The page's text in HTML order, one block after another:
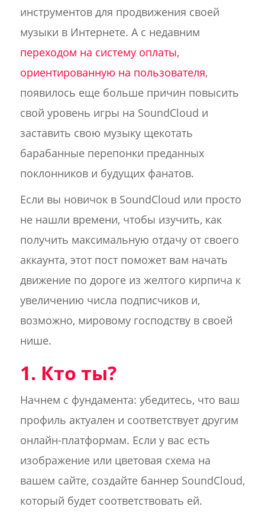
инструментов для продвижения своей
музыки в Интернете. А с недавним
переходом на систему оплаты,
ориентированную на пользователя,
появилось еще больше причин повысить
свой уровень игры на SoundCloud и
заставить свою музыку щекотать
барабанные перепонки преданных
поклонников и будущих фанатов.
Если вы новичок в SoundCloud или просто
не нашли времени, чтобы изучить, как
получить максимальную отдачу от своего
аккаунта, этот пост поможет вам начать
движение по дороге из желтого кирпича к
увеличению числа подписчиков и,
возможно, мировому господству в своей
нише.
1. Кто ты?
Начнем с фундамента: убедитесь, что ваш
профиль актуален и соответствует другим
онлайн-платформам. Если у вас есть
изображение или цветовая схема на
вашем сайте, создайте баннер SoundCloud,
который будет соответствовать ей.